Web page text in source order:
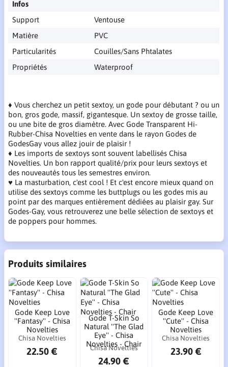
Infos
Support
Ventouse
Matière
PVC
Particularités
Couilles/Sans Phtalates
Propriétés
Waterproof
♦ Vous cherchez un petit sextoy, un gode pour débutant ? ou un
bon, gros gode, massif, gigantesque. Un sextoy de grosse taille,
ou une bite de gros diamètre. Avec Gode Transparent Hi-
Rubber-Chisa Novelties en vente dans le rayon Godes de
GodesGay vous allez jouir de plaisir !
♦ Les imports de sextoys sont souvent labellisés Chisa
Novelties. Un bon rapport qualité/prix pour leurs sextoys et
des nouveautés tous les semestres environ.
♥ La masturbation, c'est cool ! Et c'est encore mieux quand on
utilise des sextoys comme les buttplugs ou les godes mis au
point par des marques entièrement dédiées au plaisir gay. Sur
Godes-Gay, vous retrouverez une belle sélection de sextoys et
de poppers pour hommes.
Produits similaires
Gode Keep Love
''Fantasy'' - Chisa
Novelties
Chisa Novelties
22.50 €
Gode T-Skin So
Natural ''The Glad
Eye'' - Chisa
Novelties - Chair
Chisa Novelties
24.90 €
Gode Keep Love
''Cute'' - Chisa
Novelties
Chisa Novelties
23.90 €